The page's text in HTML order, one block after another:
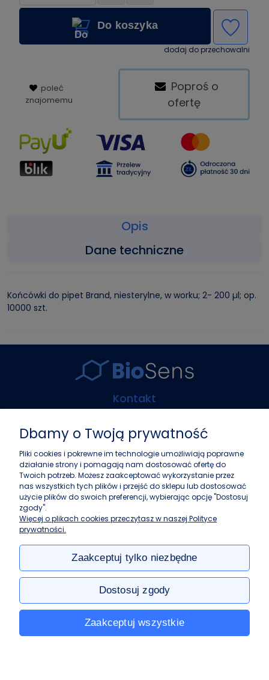
Do koszyka
dodaj do przechowalni
poleć
znajomemu
Poproś o
ofertę
Opis
Dane techniczne
Końcówki do pipet Brand, niesterylne, w worku; 2- 200 µl; op.
10000 szt.
Kontakt
ul. Górczewska 216
01-460 Warszawa
+48 22 243 37 87
info@biosens.pl
Pomoc
Moje konto
Informacje
Dbamy o Twoją prywatność
Pliki cookies i pokrewne im technologie umożliwiają poprawne
działanie strony i pomagają nam dostosować ofertę do
Twoich potrzeb. Możesz zaakceptować wykorzystanie przez
nas wszystkich tych plików i przejść do sklepu lub dostosować
użycie plików do swoich preferencji, wybierając opcję "Dostosuj
zgody".
Więcej o plikach cookies przeczytasz w naszej Polityce
prywatności.
Zaakceptuj tylko niezbędne
Dostosuj zgody
Zaakceptuj wszystkie